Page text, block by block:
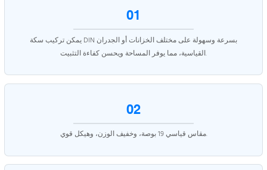
01
يمكن تركيب سكة DIN بسرعة وسهولة على مختلف الخزانات أو الجدران
القياسية، مما يوفر المساحة ويحسن كفاءة التثبيت.
02
مقاس قياسي 19 بوصة، وخفيف الوزن، وهيكل قوي.